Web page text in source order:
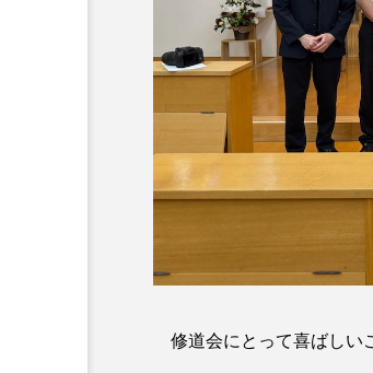
修道会にとって喜ばしい